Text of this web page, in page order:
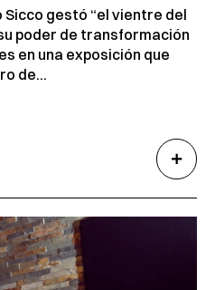
Sicco gestó “el vientre del
poder de transformación
en una exposición que
de...